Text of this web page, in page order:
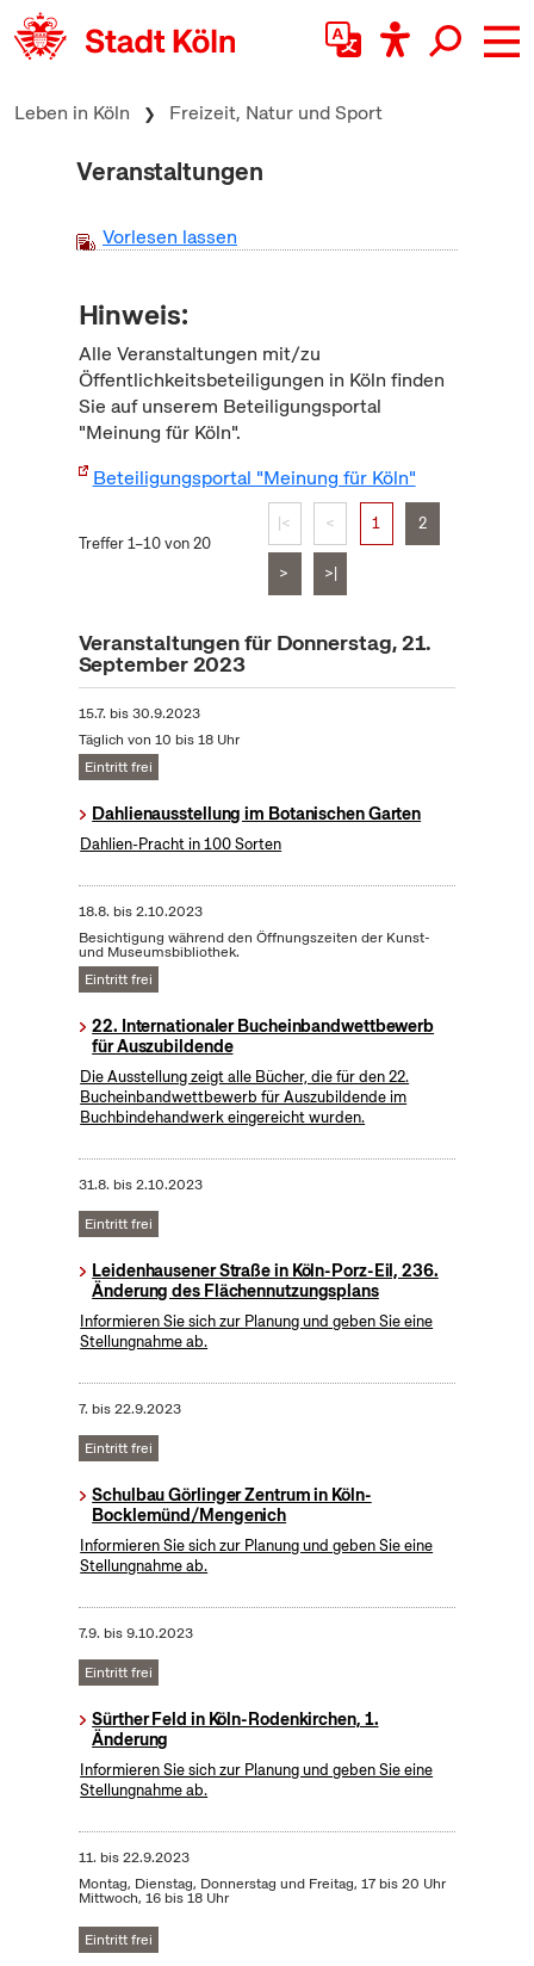
zum Inhalt springen
Leben in Köln Freizeit, Natur und Sport
Veranstaltungen
Vorlesen lassen
Hinweis:
Alle Veranstaltungen mit/zu
Öffentlichkeitsbeteiligungen in Köln finden
Sie auf unserem Beteiligungsportal
"Meinung für Köln".
Beteiligungsportal "Meinung für Köln"
Treffer 1–10 von 20
|< < 1 2
> >|
Veranstaltungen für Donnerstag, 21.
September 2023
15.7. bis30.9.2023
Täglich von 10 bis 18 Uhr
Eintritt frei
Dahlienausstellung im Botanischen Garten
Dahlien-Pracht in 100 Sorten
18.8. bis2.10.2023
Besichtigung während den Öffnungszeiten der Kunst-
und Museumsbibliothek.
Eintritt frei
22. Internationaler Bucheinbandwettbewerb
für Auszubildende
Die Ausstellung zeigt alle Bücher, die für den 22.
Bucheinbandwettbewerb für Auszubildende im
Buchbindehandwerk eingereicht wurden.
31.8. bis2.10.2023
Eintritt frei
Leidenhausener Straße in Köln-Porz-Eil, 236.
Änderung des Flächennutzungsplans
Informieren Sie sich zur Planung und geben Sie eine
Stellungnahme ab.
7. bis22.9.2023
Eintritt frei
Schulbau Görlinger Zentrum in Köln-
Bocklemünd/Mengenich
Informieren Sie sich zur Planung und geben Sie eine
Stellungnahme ab.
7.9. bis9.10.2023
Eintritt frei
Sürther Feld in Köln-Rodenkirchen, 1.
Änderung
Informieren Sie sich zur Planung und geben Sie eine
Stellungnahme ab.
11. bis22.9.2023
Montag, Dienstag, Donnerstag und Freitag, 17 bis 20 Uhr
Mittwoch, 16 bis 18 Uhr
Eintritt frei